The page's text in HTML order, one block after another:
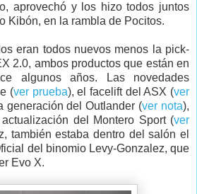
aprovechó y los hizo todos juntos
Kibón, en la rambla de Pocitos.
eran todos nuevos menos la pick-
2.0, ambos productos que están en
algunos años. Las novedades
(ver prueba), el facelift del ASX (ver
generación del Outlander (ver nota),
del Montero Sport (ver
también estaba dentro del salón el
del binomio Levy-Gonzalez, que
Evo X.